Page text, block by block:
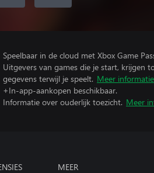
Speelbaar in de cloud met Xbox Game
Uitgevers van games die je start, krijgen
gegevens terwijl je speelt. Meer informatie
+In-app-aankopen beschikbaar.
Informatie over ouderlijk toezicht. Meer
MEER